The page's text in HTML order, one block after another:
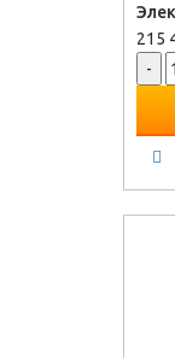
215
-